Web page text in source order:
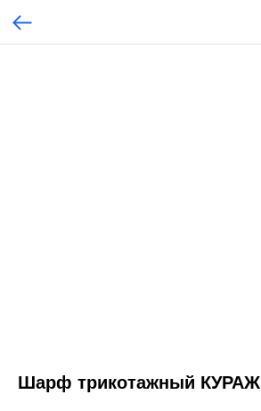
Шарф трикотажный КУРАЖ